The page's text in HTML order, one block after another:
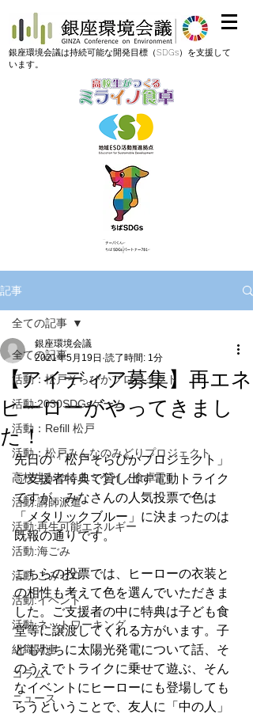
​銀座環境会議は持続可能な開発目標（SDGs）を支援して
います。
記事
全ての記事
活動：松戸そらぴかプロジェクト
活動:2030SDGsゲーム
活動：Refill 松戸
活動：松戸みんなのみどりプロジェクト
高校生がつくるミライノ食卓
活動:講師派遣
活動:再生可能エネルギー
活動:海ごみ
活動:ごみゼロ
活動:イベント
活動:ネットワーキング
組織関連
コラム
ニュース
全ての記事
【アイディア募集】再エネ
ヒーローがやってきまし
た！
銀座環境会議
2021年5月19日 読了時間: 1分
先日の「松戸そらぴかプロジェクト」
ご支援者特典で貸し出す電動トライク
ですが、みなさんの人気投票で色は
「メタリックブルー」に決まったのは
既報の通りです。
こちらの投票では、ヒーローの衣装と
の相性も考えて色を選んでいただきま
した。ご支援者の中に特典は子ども食
堂等に譲渡してくれる方がいます。子
どもたちに太陽光発電について話、そ
のうえでトライクに乗せて遊ぶ、そん
なイベントにヒーローにも登場しても
らうということで、友人に「中の人」